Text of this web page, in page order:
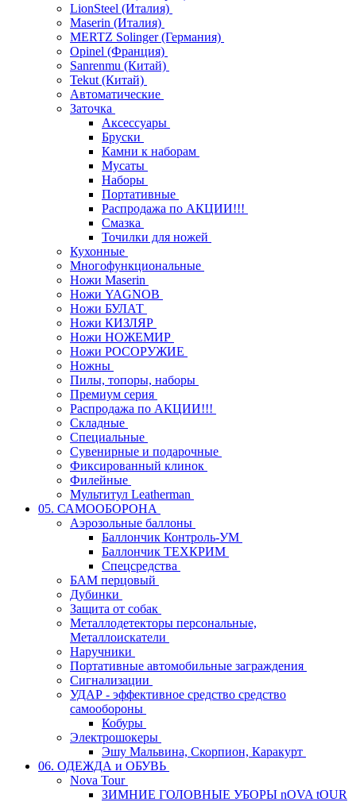
LionSteel (Италия)
Maserin (Италия)
MERTZ Solinger (Германия)
Opinel (Франция)
Sanrenmu (Китай)
Tekut (Китай)
Автоматические
Заточка
Аксессуары
Бруски
Камни к наборам
Мусаты
Наборы
Портативные
Распродажа по АКЦИИ!!!
Смазка
Точилки для ножей
Кухонные
Многофункциональные
Ножи Maserin
Ножи YAGNOB
Ножи БУЛАТ
Ножи КИЗЛЯР
Ножи НОЖЕМИР
Ножи РОСОРУЖИЕ
Ножны
Пилы, топоры, наборы
Премиум серия
Распродажа по АКЦИИ!!!
Складные
Специальные
Сувенирные и подарочные
Фиксированный клинок
Филейные
Мультитул Leatherman
05. САМООБОРОНА
Аэрозольные баллоны
Баллончик Контроль-УМ
Баллончик ТЕХКРИМ
Спецсредства
БАМ перцовый
Дубинки
Защита от собак
Металлодетекторы персональные,
Металлоискатели
Наручники
Портативные автомобильные заграждения
Сигнализации
УДАР - эффективное средство средство
самообороны
Кобуры
Электрошокеры
Эшу Мальвина, Скорпион, Каракурт
06. ОДЕЖДА и ОБУВЬ
Nova Tour
ЗИМНИЕ ГОЛОВНЫЕ УБОРЫ nOVA tOUR